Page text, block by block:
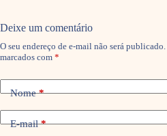
Deixe um comentário
O seu endereço de e-mail não será publicado.
marcados com *
Nome*
E-mail*